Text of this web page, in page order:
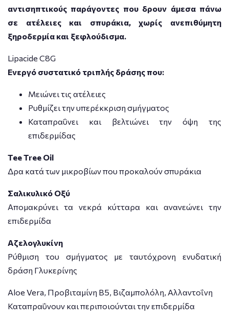
αντισηπτικούς παράγοντες που δρουν άμεσα πάνω
σε ατέλειες και σπυράκια, χωρίς ανεπιθύμητη
ξηροδερμία και ξεφλούδισμα.
Lipacide C8G
Eνεργό συστατικό τριπλής δράσης που:
Μειώνει τις ατέλειες
Ρυθμίζει την υπερέκκριση σμήγματος
Καταπραΰνει και βελτιώνει την όψη της
επιδερμίδας
Tee Tree Oil
Δρα κατά των μικροβίων που προκαλούν σπυράκια
Σαλικυλικό Οξύ
Aπομακρύνει τα νεκρά κύτταρα και ανανεώνει την
επιδερμίδα
Αζελογλυκίνη
Ρύθμιση του σμήγματος με ταυτόχρονη ενυδατική
δράση Γλυκερίνης
Aloe Vera, Προβιταμίνη Β5, Βιζαμπολόλη, Αλλαντοΐνη
Καταπραΰνουν και περιποιούνται την επιδερμίδα